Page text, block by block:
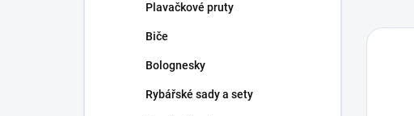
Plavačkové pruty
Biče
Bolognesky
Rybářské sady a sety